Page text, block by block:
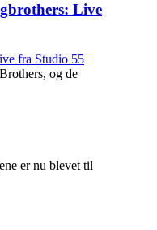
Live
og de
er nu blevet til